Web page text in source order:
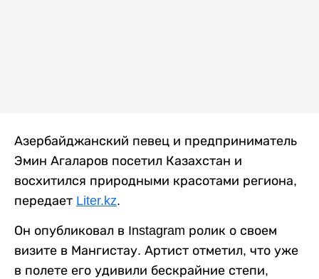
Азербайджанский певец и предприниматель
Эмин Агаларов посетил Казахстан и
восхитился природными красотами региона,
передает Liter.kz.
Он опубликовал в Instagram ролик о своем
визите в Мангистау. Артист отметил, что уже
в полете его удивили бескрайние степи,